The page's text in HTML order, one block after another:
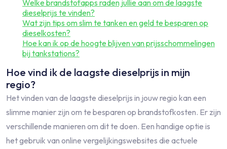
Welke brandstofapps raden jullie aan om de laagste
dieselprijs te vinden?
Wat zijn tips om slim te tanken en geld te besparen op
dieselkosten?
Hoe kan ik op de hoogte blijven van prijsschommelingen
bij tankstations?
Hoe vind ik de laagste dieselprijs in mijn
regio?
Het vinden van de laagste dieselprijs in jouw regio kan een
slimme manier zijn om te besparen op brandstofkosten. Er zijn
verschillende manieren om dit te doen. Een handige optie is
het gebruik van online vergelijkingswebsites die actuele